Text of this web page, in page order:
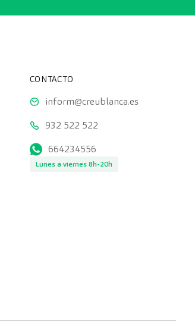
CONTACTO
inform@creublanca.es
932 522 522
664234556
Lunes a viernes 8h-20h